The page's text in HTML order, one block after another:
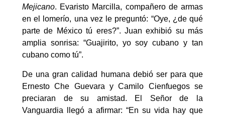
Mejicano. Evaristo Marcilla, compañero de armas
en el lomerío, una vez le preguntó: “Oye, ¿de qué
parte de México tú eres?”. Juan exhibió su más
amplia sonrisa: “Guajirito, yo soy cubano y tan
cubano como tú”.
De una gran calidad humana debió ser para que
Ernesto Che Guevara y Camilo Cienfuegos se
preciaran de su amistad. El Señor de la
Vanguardia llegó a afirmar: “En su vida hay que